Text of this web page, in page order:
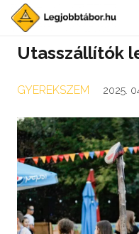
Utasszállítók
GYEREKSZEM 2025.